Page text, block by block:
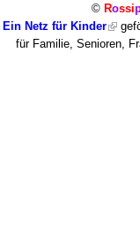
© Rossi
Ein Netz für Kinder
für Familie, Senioren,